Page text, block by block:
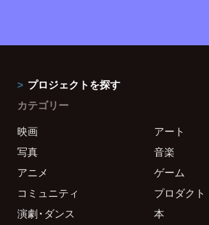
プロジェクトを探す
カテゴリー
映画
アート
写真
音楽
アニメ
ゲーム
コミュニティ
プロダクト
演劇・ダンス
本